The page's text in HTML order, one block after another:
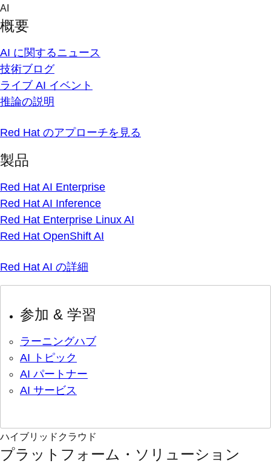
Skip
content
AI
概要
AI に関するニュース
技術ブログ
ライブ AI イベント
推論の説明
Red Hat のアプローチを見る
製品
Red Hat AI Enterprise
Red Hat AI Inference
Red Hat Enterprise Linux AI
Red Hat OpenShift AI
Red Hat AI の詳細
参加 & 学習
ラーニングハブ
AI トピック
AI パートナー
AI サービス
ハイブリッドクラウド
プラットフォーム・ソリューション